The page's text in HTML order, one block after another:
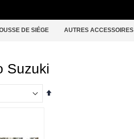
DE SIÉGE AUTRES ACCESSOIRES
Suzuki